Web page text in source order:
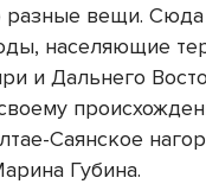
разные вещи. Сюда
населяющие
и Дальнего
Саянское
Губина.